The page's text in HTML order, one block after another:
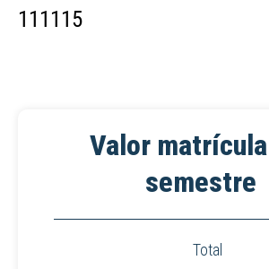
111115
Valor
semestre
Total